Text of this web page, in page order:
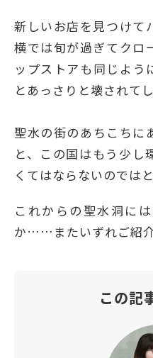
新しいお店を見つけて
横では旬が過ぎてクロ
ップストアも同じよう
とあっさりと壊されてし
聖水の街のあちこちに
と、この国はもう少し
くてはならないのでは
これからの聖水洞に
か……またいずれご紹介
この記